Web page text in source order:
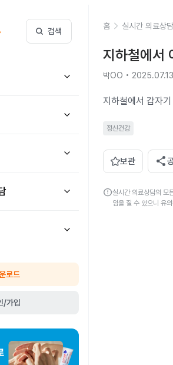
검색
로드
/가입
홈 실시간 의료상담
지하철에서
박OO • 2025.07.13
정신건강
보관 share
error실시간 의료상담의 모
임을 질 수 있으니 유